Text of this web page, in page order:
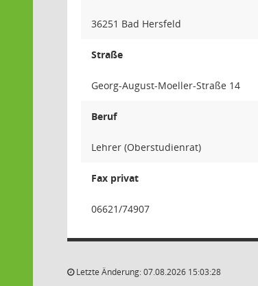
36251 Bad Hersfeld
Straße
Georg-August-Moeller-Straße 14
Beruf
Lehrer (Oberstudienrat)
Fax privat
06621/74907
Letzte Änderung: 07.08.2026 15:03:28